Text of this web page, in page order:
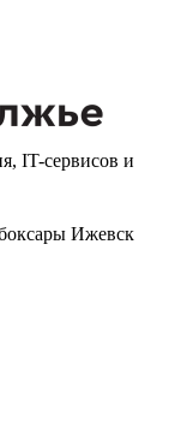
IT-сервисов и
Ижевск